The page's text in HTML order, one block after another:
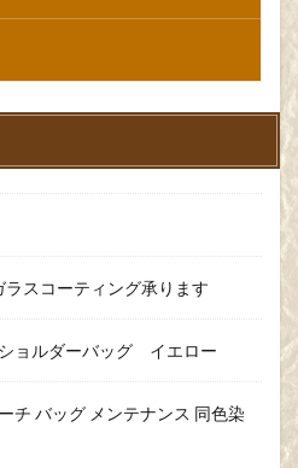
ラスコーティング承ります
ョルダーバッグ イエロー
チ バッグ メンテナンス 同色染